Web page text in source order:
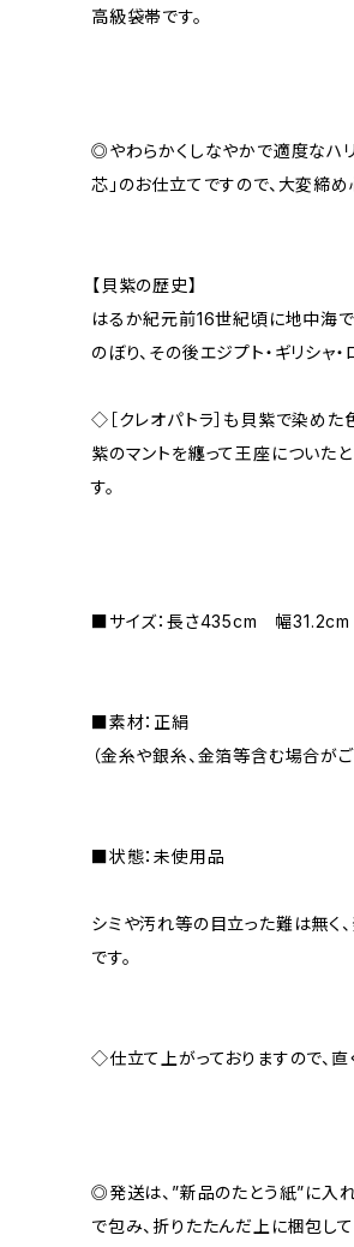
高級袋帯です。
◎やわらかくしなやかで適度なハ
芯」のお仕立てですので、大変締め
【貝紫の歴史】
はるか紀元前16世紀頃に地中海
のぼり、その後エジプト・ギリシャ
◇［クレオパトラ］も貝紫で染めた
紫のマントを纏って王座についた
す。
■サイズ：長さ435cm 幅31.2cm
■素材：正絹
（金糸や銀糸、金箔等含む場合がご
■状態：未使用品
シミや汚れ等の目立った難は無く
です。
◇仕立て上がっておりますので、直
◎発送は、”新品のたとう紙”に入
で包み、折りたたんだ上に梱包して